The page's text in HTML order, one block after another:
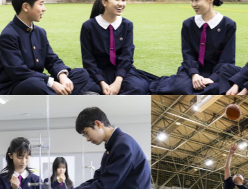
境・施設 あゆみ・泉ヶ丘讃歌